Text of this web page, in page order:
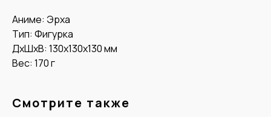
Аниме: Эрха
Тип: Фигурка
ДxШxВ: 130x130x130 мм
Вес: 170 г
Смотрите также